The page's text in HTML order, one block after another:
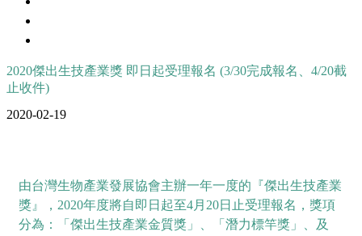
2020傑出生技產業獎 即日起受理報名 (3/30完成報名、4/20截
止收件)
2020-02-19
由台灣生物產業發展協會主辦一年一度的『傑出生技產業
獎』，2020年度將自即日起至4月20日止受理報名，獎項
分為：「傑出生技產業金質獎」、「潛力標竿獎」、及